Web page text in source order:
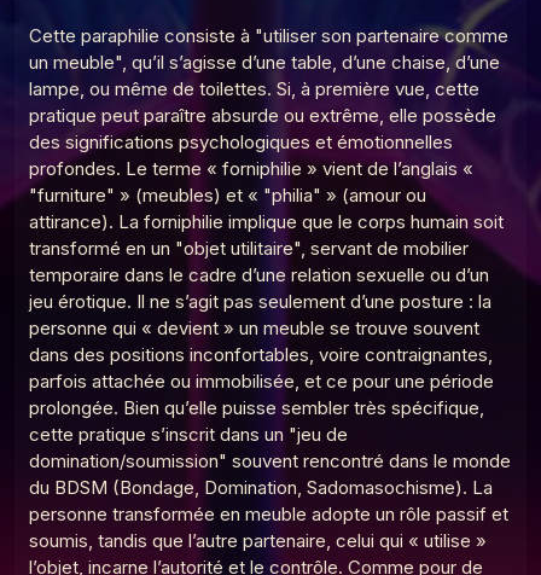
5
Le Point G! 2 Pendant le sommeil
Le Poing G
Le Point G! 2 Domination Soumission
Le Poing G
7
Le point G! 2 Le plan à 3
Le Poing G
8
Le Point G! 2 Le fantasme de l'inconnu(e)
Le Poing G
Le Point G! 2 L'amour en public
Le Poing G
10
Le point G! 2 Le fantasme de la plage
Le Poing G
11
Le Point G! La laliophilie
Le Poing G
12
Le Point G! 2 La sidérodromophilie
Le Poing G
Cette paraphilie consiste à "utiliser son partenaire comme
un meuble", qu’il s’agisse d’une table, d’une chaise, d’une
lampe, ou même de toilettes. Si, à première vue, cette
pratique peut paraître absurde ou extrême, elle possède
des significations psychologiques et émotionnelles
profondes. Le terme « forniphilie » vient de l’anglais «
"furniture" » (meubles) et « "philia" » (amour ou
attirance). La forniphilie implique que le corps humain soit
transformé en un "objet utilitaire", servant de mobilier
temporaire dans le cadre d’une relation sexuelle ou d’un
jeu érotique. Il ne s’agit pas seulement d’une posture : la
personne qui « devient » un meuble se trouve souvent
dans des positions inconfortables, voire contraignantes,
parfois attachée ou immobilisée, et ce pour une période
prolongée. Bien qu’elle puisse sembler très spécifique,
cette pratique s’inscrit dans un "jeu de
domination/soumission" souvent rencontré dans le monde
du BDSM (Bondage, Domination, Sadomasochisme). La
personne transformée en meuble adopte un rôle passif et
soumis, tandis que l’autre partenaire, celui qui « utilise »
l’objet, incarne l’autorité et le contrôle. Comme pour de